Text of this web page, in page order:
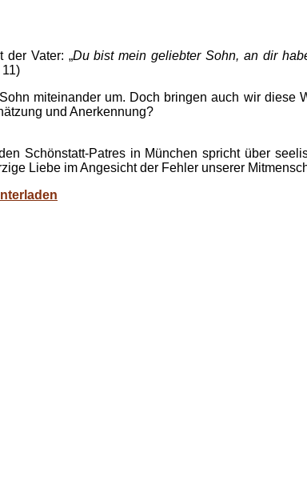
der Vater: „Du bist mein geliebter Sohn, an dir
11)
miteinander um. Doch bringen auch wir diese
und Anerkennung?
Schönstatt-Patres in München spricht über
Liebe im Angesicht der Fehler unserer